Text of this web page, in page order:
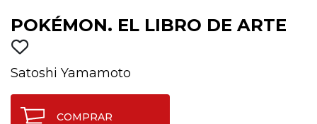
POKÉMON. EL LIBRO DE ARTE
Satoshi Yamamoto
COMPRAR